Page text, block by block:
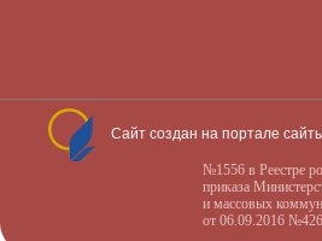
Сайт создан на портале
№1556 в Реестре
приказа
и массовых
от 06.09.2016